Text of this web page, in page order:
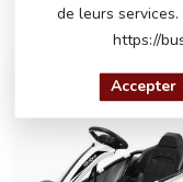
VU(S)
de leurs
https://
Accepter